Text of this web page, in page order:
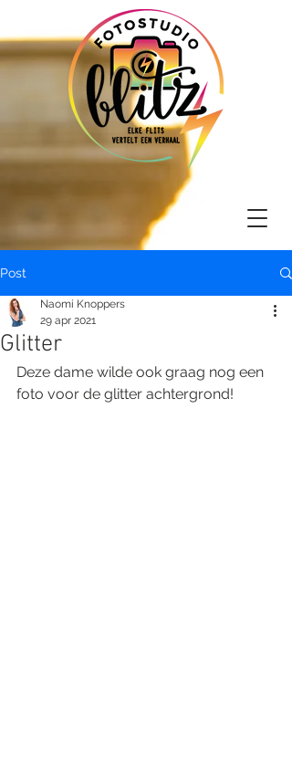
Post
Glitter
Naomi Knoppers
29 apr 2021
Deze dame wilde ook graag nog een
foto voor de glitter achtergrond!